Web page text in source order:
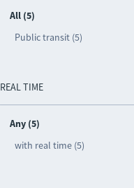
All (5)
Public transit (5)
REAL TIME
Any (5)
with real time (5)